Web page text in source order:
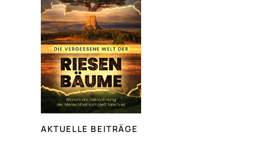
AKTUELLE BEITRÄGE